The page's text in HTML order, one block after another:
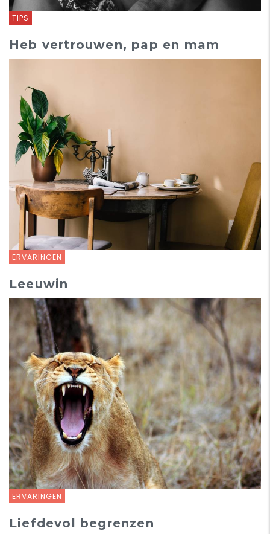
TIPS
ERVARINGEN
Heb vertrouwen, pap en mam
ERVARINGEN
Leeuwin
Liefdevol begrenzen